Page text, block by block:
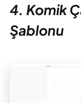
4. Komik
Şablonu